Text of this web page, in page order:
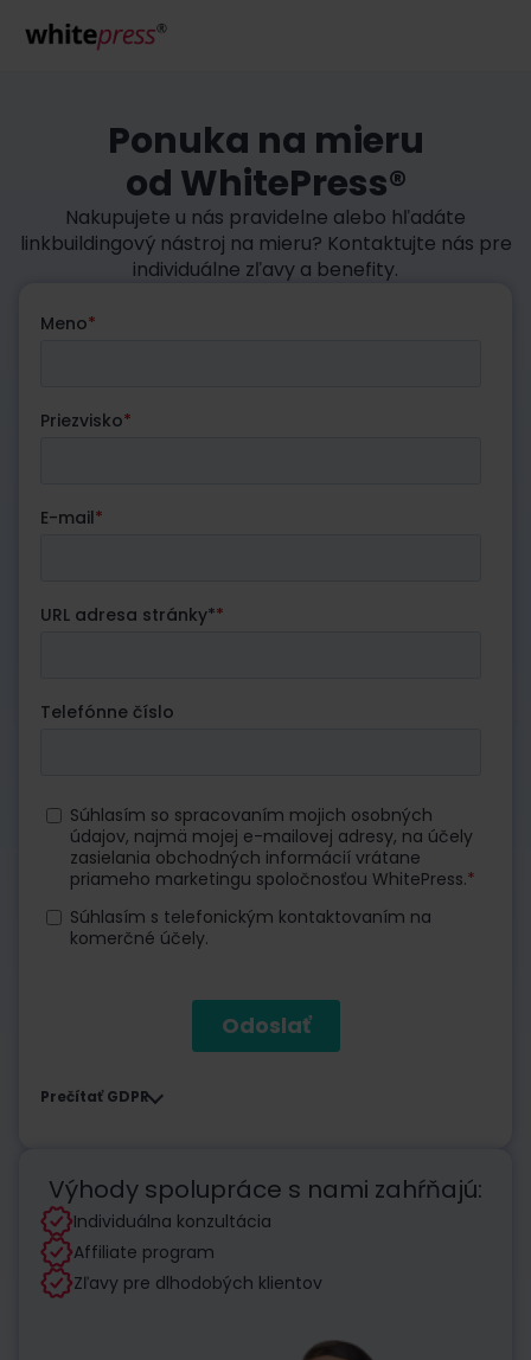
Ponuka na mieru
od WhitePress®
Nakupujete u nás pravidelne alebo hľadáte
linkbuildingový nástroj na mieru? Kontaktujte nás pre
individuálne zľavy a benefity.
Prečítať GDPR
Výhody spolupráce s nami zahŕňajú:
Individuálna konzultácia
Affiliate program
Zľavy pre dlhodobých klientov